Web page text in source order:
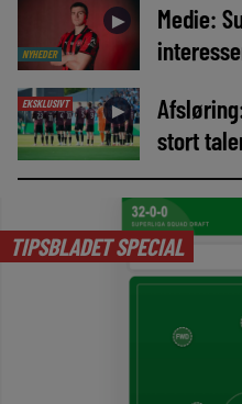
NYHEDER
►
Medie:
EKSKLUSIVT ►
stort
TIPSBLADET SPECIAL